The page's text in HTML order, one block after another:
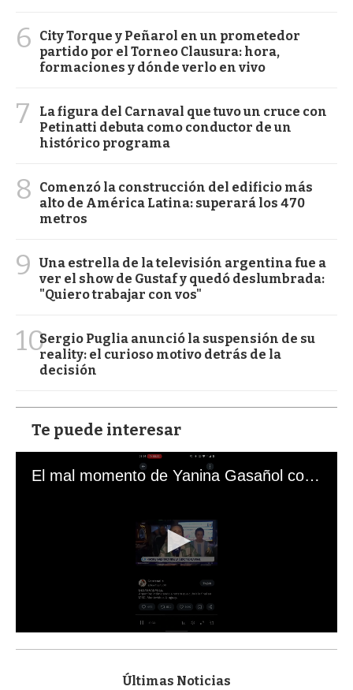
6
City Torque y Peñarol en un prometedor
partido por el Torneo Clausura: hora,
formaciones y dónde verlo en vivo
7
La figura del Carnaval que tuvo un cruce con
Petinatti debuta como conductor de un
histórico programa
8
Comenzó la construcción del edificio más
alto de América Latina: superará los 470
metros
9
Una estrella de la televisión argentina fue a
ver el show de Gustaf y quedó deslumbrada:
"Quiero trabajar con vos"
10Sergio Puglia anunció la suspensión de su
reality: el curioso motivo detrás de la
decisión
Te puede interesar
El mal momento de Yanina Gasañol con un hincha argentino en "Subrayado"
s
Últimas Noticias